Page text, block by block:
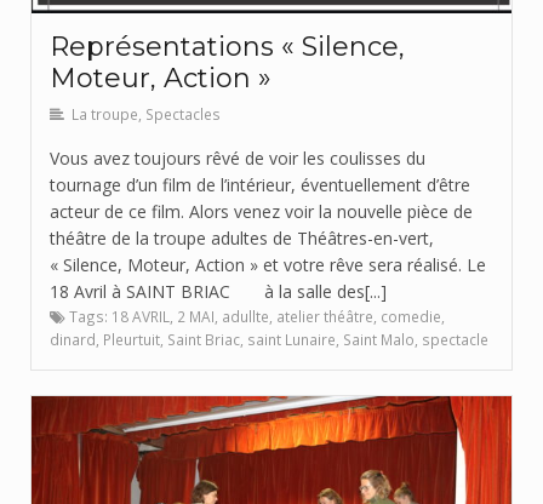
Représentations « Silence,
Moteur, Action »
La troupe, Spectacles
Vous avez toujours rêvé de voir les coulisses du
tournage d’un film de l’intérieur, éventuellement d’être
acteur de ce film. Alors venez voir la nouvelle pièce de
théâtre de la troupe adultes de Théâtres-en-vert,
« Silence, Moteur, Action » et votre rêve sera réalisé. Le
18 Avril à SAINT BRIAC à la salle des[...]
Tags: 18 AVRIL, 2 MAI, adullte, atelier théâtre, comedie,
dinard, Pleurtuit, Saint Briac, saint Lunaire, Saint Malo, spectacle